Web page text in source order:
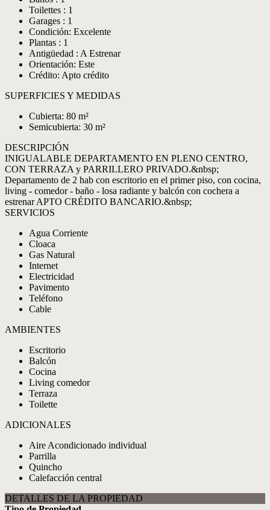
Toilettes : 1
Garages : 1
Condición: Excelente
Plantas : 1
Antigüedad : A Estrenar
Orientación: Este
Crédito: Apto crédito
SUPERFICIES Y MEDIDAS
Cubierta: 80 m²
Semicubierta: 30 m²
DESCRIPCIÓN
INIGUALABLE DEPARTAMENTO EN PLENO CENTRO,
CON TERRAZA y PARRILLERO PRIVADO.&nbsp;
Departamento de 2 hab con escritorio en el primer piso, con cocina,
living - comedor - baño - losa radiante y balcón con cochera a
estrenar APTO CRÉDITO BANCARIO.&nbsp;
SERVICIOS
Agua Corriente
Cloaca
Gas Natural
Internet
Electricidad
Pavimento
Teléfono
Cable
AMBIENTES
Escritorio
Balcón
Cocina
Living comedor
Terraza
Toilette
ADICIONALES
Aire Acondicionado individual
Parrilla
Quincho
Calefacción central
DETALLES DE LA PROPIEDAD